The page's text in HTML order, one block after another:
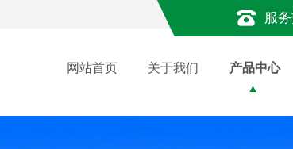
服务
网站首页 关于我们 产品中心